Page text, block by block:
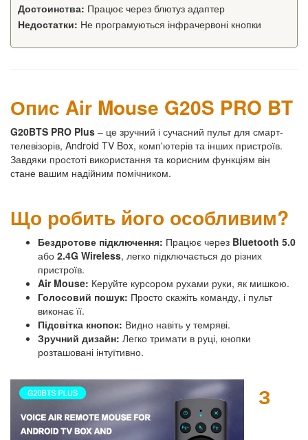
Достоинства: Працює через блютуз адаптер
Недостатки: Не програмуються інфрачервоні кнопки
Опис Air Mouse G20S PRO BT
G20BTS PRO Plus – це зручний і сучасний пульт для смарт-
телевізорів, Android TV Box, комп'ютерів та інших пристроїв.
Завдяки простоті використання та корисним функціям він
стане вашим надійним помічником.
Що робить його особливим?
Бездротове підключення: Працює через Bluetooth 5.0
або 2.4G Wireless, легко підключається до різних
пристроїв.
Air Mouse: Керуйте курсором рухами руки, як мишкою.
Голосовий пошук: Просто скажіть команду, і пульт
виконає її.
Підсвітка кнопок: Видно навіть у темряві.
Зручний дизайн: Легко тримати в руці, кнопки
розташовані інтуїтивно.
З